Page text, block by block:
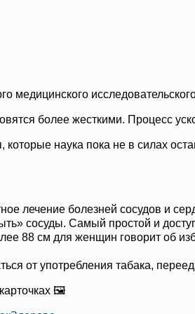
медицинского
более жесткими. Процесс
наука пока не в силах
лечение болезней сосудов и
сосуды. Самый простой и
88 см для женщин говорит об
от употребления табака,
🖼